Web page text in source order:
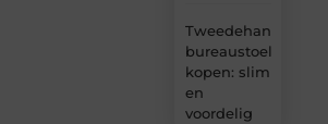
Tweedehands
bureaustoel
kopen: slim
en
voordelig